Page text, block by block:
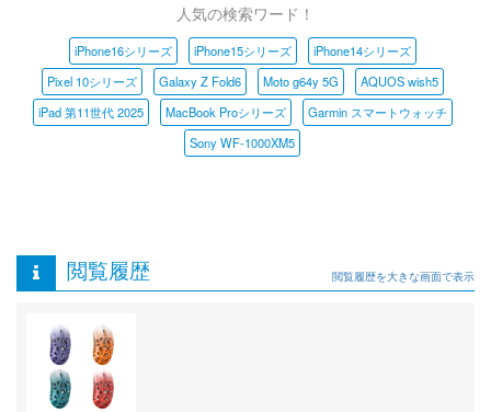
人気の検索ワード！
iPhone16シリーズ iPhone15シリーズ
iPhone14シリーズ
Pixel 10シリーズ
Galaxy Z Fold6 Moto g64y 5G
AQUOS wish5
iPad 第11世代 2025
MacBook Proシリーズ
Garmin スマートウォッチ
Sony WF-1000XM5
閲覧履歴 閲覧履歴を大きな画面で表示